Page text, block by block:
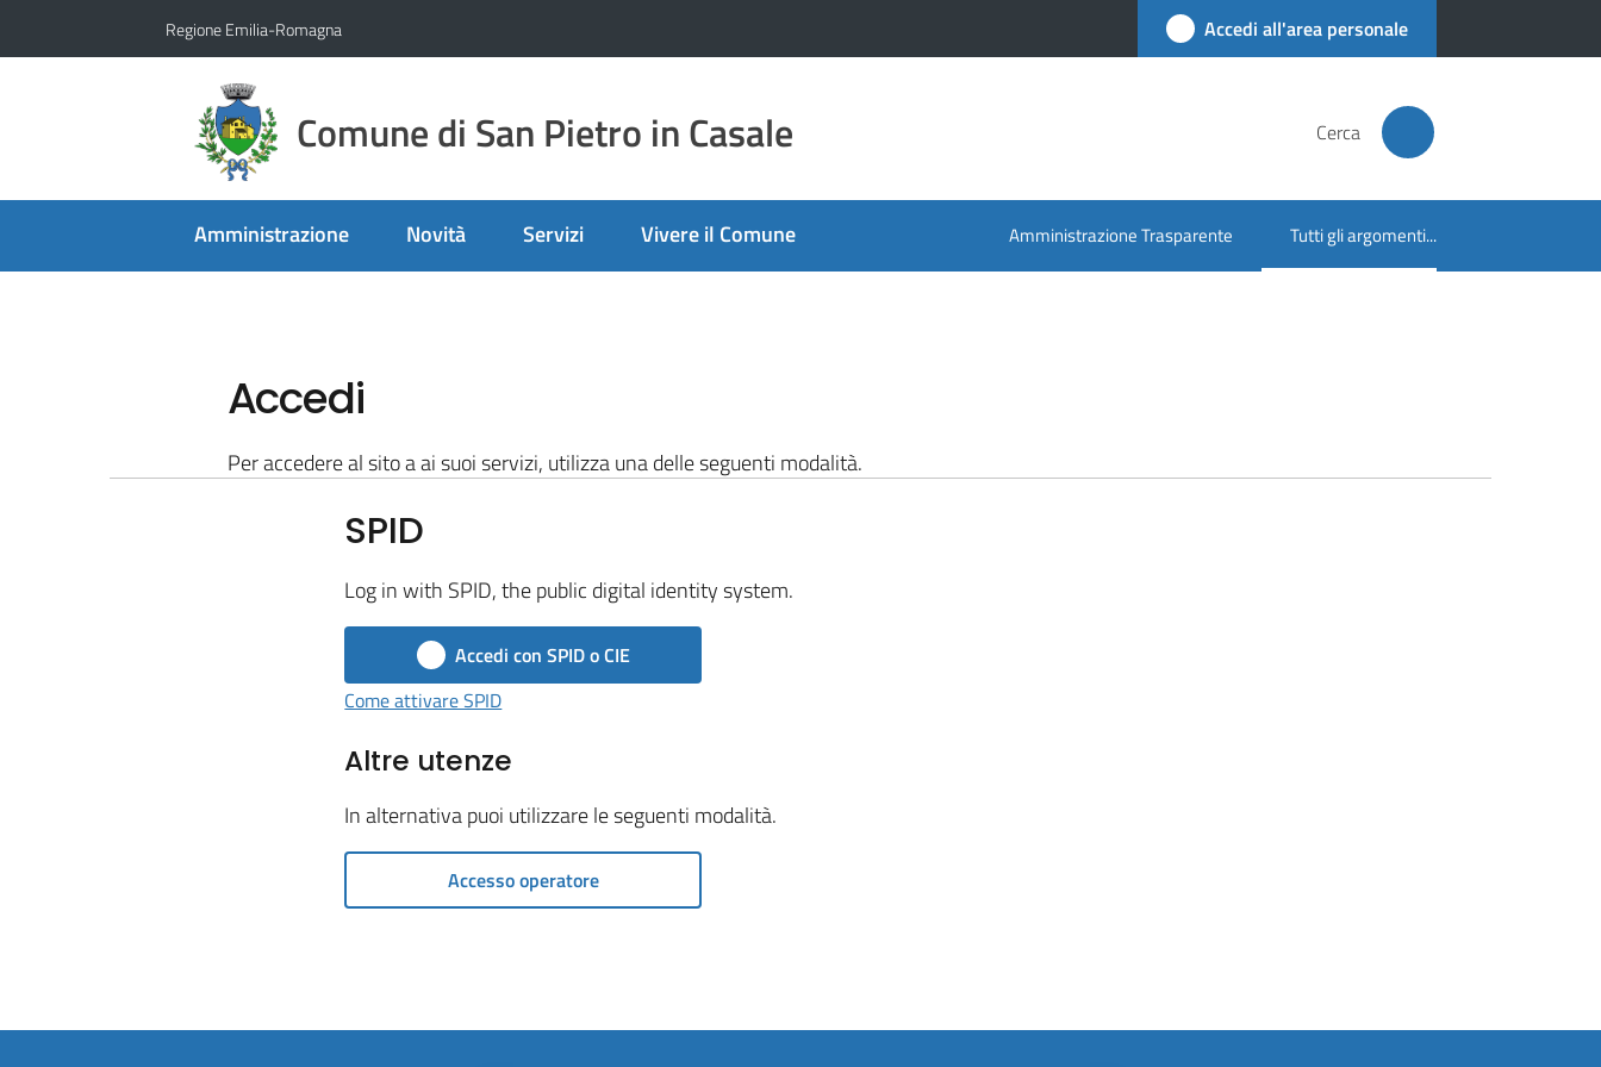
Regione Emilia-Romagna Accedi all'area personale
Comune di San Pietro in Casale Cerca
Amministrazione Novità Servizi Vivere il Comune Amministrazione Trasparente Tutti gli argomenti...
Menu selezionato
Accedi
Per accedere al sito a ai suoi servizi, utilizza una delle seguenti modalità.
SPID
Log in with SPID, the public digital identity system.
Accedi con SPID o CIE
Come attivare SPID
Altre utenze
In alternativa puoi utilizzare le seguenti modalità.
Accesso operatore